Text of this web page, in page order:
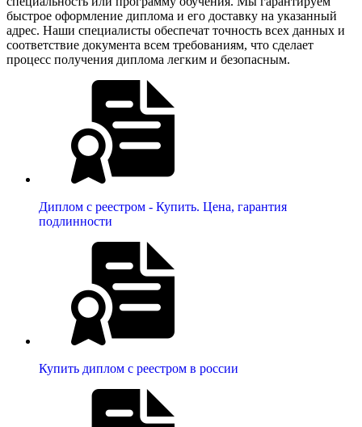
быстрое оформление диплома и его доставку на указанный
адрес. Наши специалисты обеспечат точность всех данных и
соответствие документа всем требованиям, что сделает
процесс получения диплома легким и безопасным.
Диплом с реестром - Купить. Цена, гарантия
подлинности
Купить диплом с реестром в россии